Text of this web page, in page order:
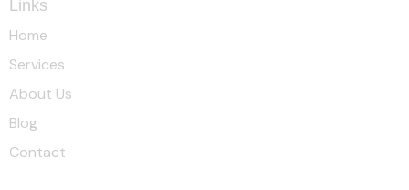
Links
Home
Services
About Us
Blog
Contact